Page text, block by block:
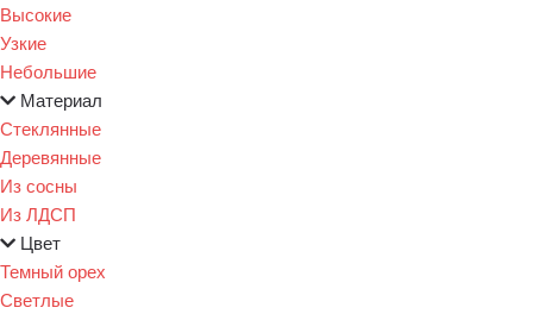
Высокие
Узкие
Небольшие
Материал
Стеклянные
Деревянные
Из сосны
Из ЛДСП
Цвет
Темный орех
Светлые